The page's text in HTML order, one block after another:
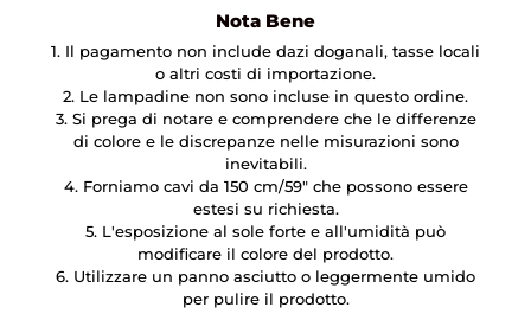
Nota Bene
1. Il pagamento non include dazi doganali, tasse locali
o altri costi di importazione.
2. Le lampadine non sono incluse in questo ordine.
3. Si prega di notare e comprendere che le differenze
di colore e le discrepanze nelle misurazioni sono
inevitabili.
4. Forniamo cavi da 150 cm/59″ che possono essere
estesi su richiesta.
5. L'esposizione al sole forte e all'umidità può
modificare il colore del prodotto.
6. Utilizzare un panno asciutto o leggermente umido
per pulire il prodotto.